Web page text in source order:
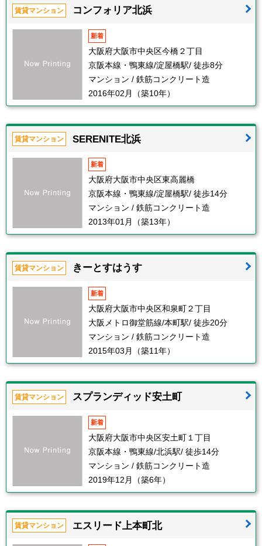
賃貸マンション コンフォリア北浜
新着
大阪府大阪市中央区今橋２丁目
京阪本線・鴨東線/淀屋橋駅/ 徒歩8分
マンション / 鉄筋コンクリート造
2016年02月（築10年）
賃貸マンション SERENITE北浜
新着
大阪府大阪市中央区東高麗橋
京阪本線・鴨東線/淀屋橋駅/ 徒歩14分
マンション / 鉄筋コンクリート造
2013年01月（築13年）
賃貸マンション きーとすはうす
新着
大阪府大阪市中央区和泉町２丁目
大阪メトロ御堂筋線/本町駅/ 徒歩20分
マンション / 鉄筋コンクリート造
2015年03月（築11年）
賃貸マンション スプランディッド安土町
新着
大阪府大阪市中央区安土町１丁目
京阪本線・鴨東線/北浜駅/ 徒歩14分
マンション / 鉄筋コンクリート造
2019年12月（築6年）
賃貸マンション エスリード上本町北